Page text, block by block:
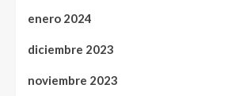
enero 2024
diciembre 2023
noviembre 2023